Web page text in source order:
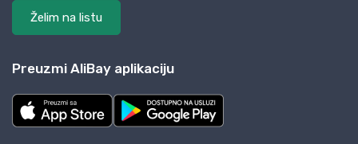
Želim na listu
Preuzmi AliBay aplikaciju